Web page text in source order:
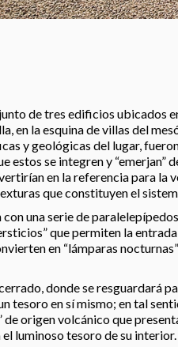
de tres edificios ubicados
en la esquina de villas del
y geológicas del lugar,
estos se integren y “emerjan”
en la referencia para la
que constituyen el
una serie de
que permiten la
en “lámparas
donde se resguardará
tesoro en sí mismo; en tal
de origen volcánico que
luminoso tesoro de su interior.